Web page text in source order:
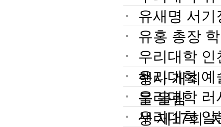
유새명 서
유홍 총장
우리대학
행사 개최
우리대학
을 올림
우리대학
생 제17회 ‘
우리대학